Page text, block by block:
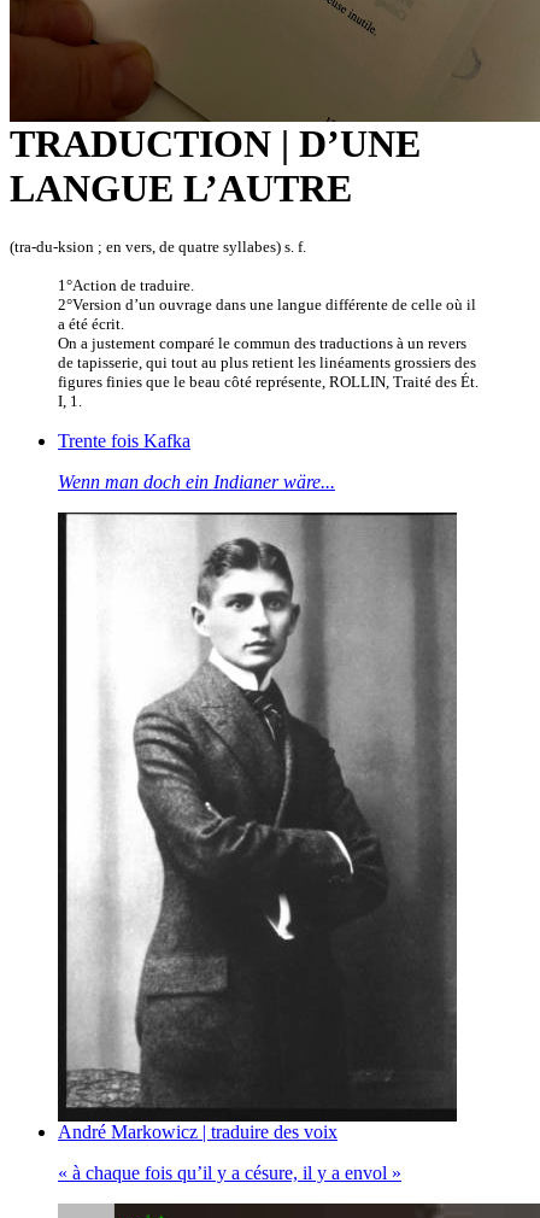
TRADUCTION | D’UNE
LANGUE L’AUTRE
(tra-du-ksion ; en vers, de quatre syllabes) s. f.
1°Action de traduire.
2°Version d’un ouvrage dans une langue différente de celle où il
a été écrit.
On a justement comparé le commun des traductions à un revers
de tapisserie, qui tout au plus retient les linéaments grossiers des
figures finies que le beau côté représente, ROLLIN, Traité des Ét.
I, 1.
Trente fois Kafka
Wenn man doch ein Indianer wäre...
André Markowicz | traduire des voix
« à chaque fois qu’il y a césure, il y a envol »